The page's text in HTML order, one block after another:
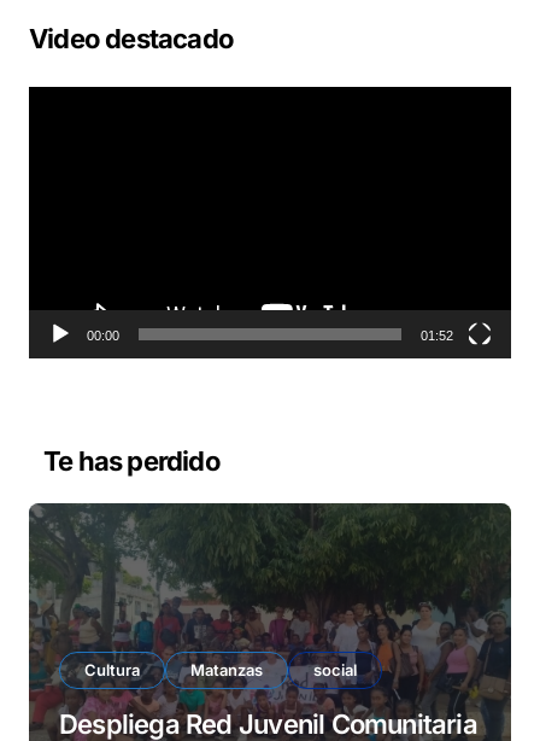
Video destacado
t
r
d
e
00:00 01:52
Te has perdido
Cultura Matanzas social
Despliega Red Juvenil Comunitaria